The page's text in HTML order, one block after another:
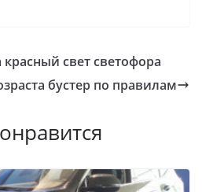
свет светофора
бустер по правилам